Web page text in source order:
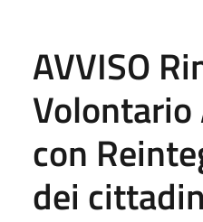
AVVISO
con
dei